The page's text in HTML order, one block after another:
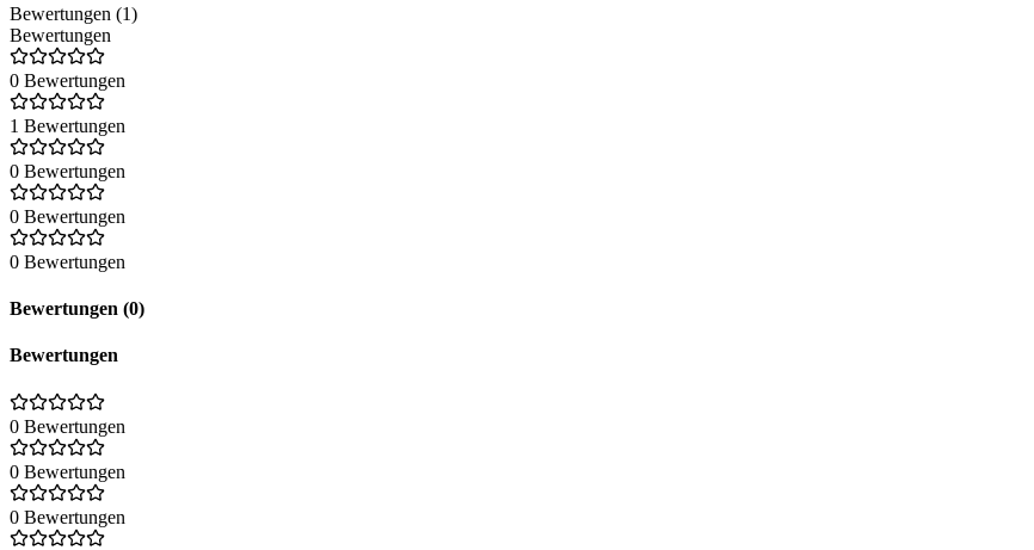
Bewertungen (1)
Bewertungen
0 Bewertungen
1 Bewertungen
0 Bewertungen
0 Bewertungen
0 Bewertungen
Bewertungen (0)
Bewertungen
0 Bewertungen
0 Bewertungen
0 Bewertungen